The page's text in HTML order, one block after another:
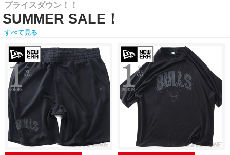
プライスダウン！！
SUMMER SALE！
すべて見る